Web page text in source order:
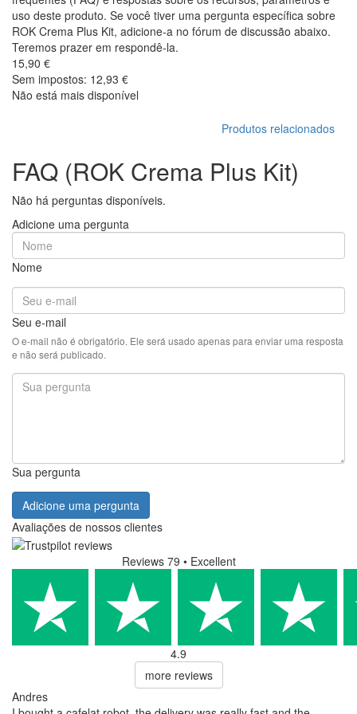
uso deste produto. Se você tiver uma pergunta específica sobre
ROK Crema Plus Kit, adicione-a no fórum de discussão abaixo.
Teremos prazer em respondê-la.
15,90 €
Sem impostos: 12,93 €
Não está mais disponível
Produtos relacionados
FAQ (ROK Crema Plus Kit)
Não há perguntas disponíveis.
Adicione uma pergunta
Nome
Seu e-mail
O e-mail não é obrigatório. Ele será usado apenas para enviar uma resposta
e não será publicado.
Sua pergunta
Adicione uma pergunta
Avaliações de nossos clientes
Reviews 79 • Excellent
4.9
more reviews
Andres